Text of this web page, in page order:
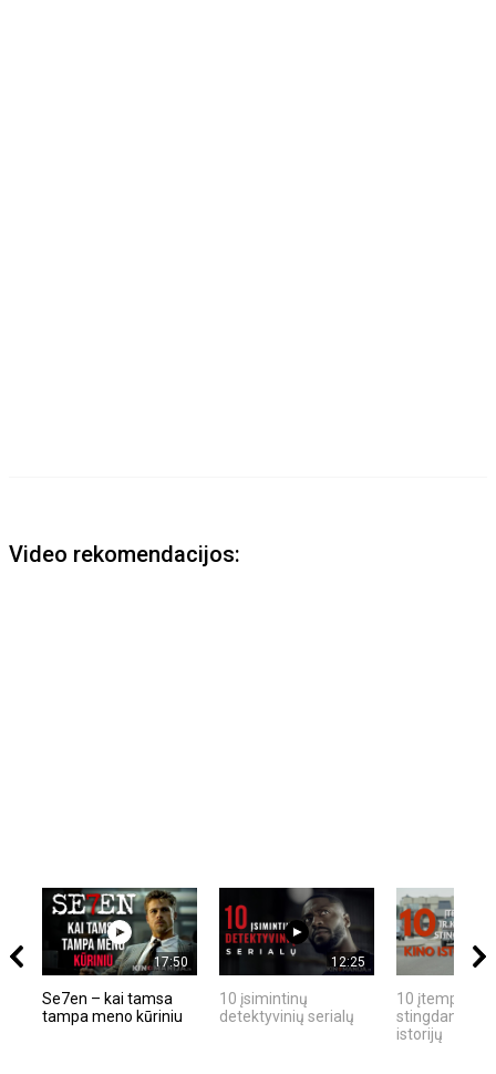
Video rekomendacijos:
17:50
Se7en – kai tamsa
tampa meno kūriniu
12:25
10 įsimintinų
detektyvinių serialų
10 įtemptų,
stingdančių
istorijų